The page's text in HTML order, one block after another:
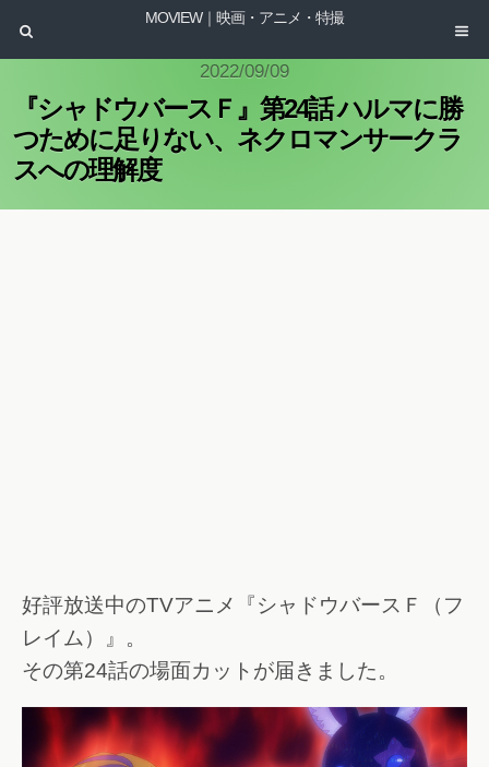
MOVIEW｜映画・アニメ・特撮
2022/09/09
『シャドウバースＦ』第24話 ハルマに勝
つために足りない、ネクロマンサークラ
スへの理解度
好評放送中のTVアニメ『シャドウバースＦ（フ
レイム）』。
その第24話の場面カットが届きました。